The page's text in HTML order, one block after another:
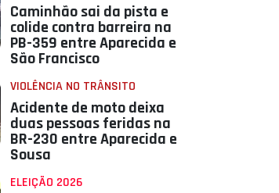
Caminhão sai da pista e
colide contra barreira na
PB-359 entre Aparecida e
São Francisco
VIOLÊNCIA NO TRÂNSITO
Acidente de moto deixa
duas pessoas feridas na
BR-230 entre Aparecida e
Sousa
ELEIÇÃO 2026